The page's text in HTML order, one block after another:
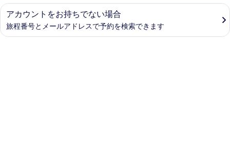
アカウントをお持ちでない場合
旅程番号とメールアドレスで予約を検索できます
予約を検索